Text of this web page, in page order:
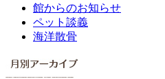
館からのお知らせ
ペット談義
海洋散骨